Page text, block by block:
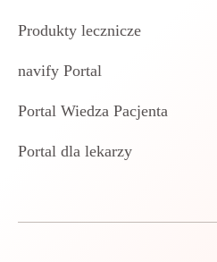
Produkty lecznicze
navify Portal
Portal Wiedza Pacjenta
Portal dla lekarzy